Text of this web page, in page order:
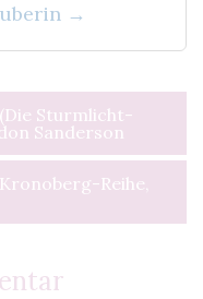
→
Sturmlicht-
Sanderson
Reihe,